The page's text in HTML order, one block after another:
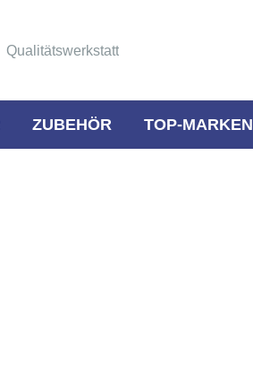
Qualitätswerkstatt
ZUBEHÖR TOP-MARKEN